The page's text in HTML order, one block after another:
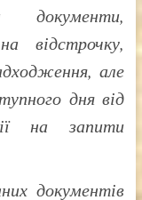
відстрочку,
але
дня від
на запити
документів